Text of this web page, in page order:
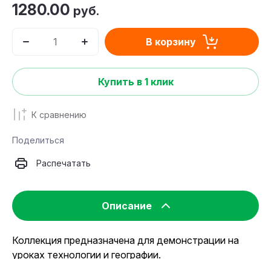
1280.00 руб.
В корзину
Купить в 1 клик
К сравнению
Поделиться
Распечатать
Описание
Коллекция предназначена для демонстрации на
уроках технологии и географии.